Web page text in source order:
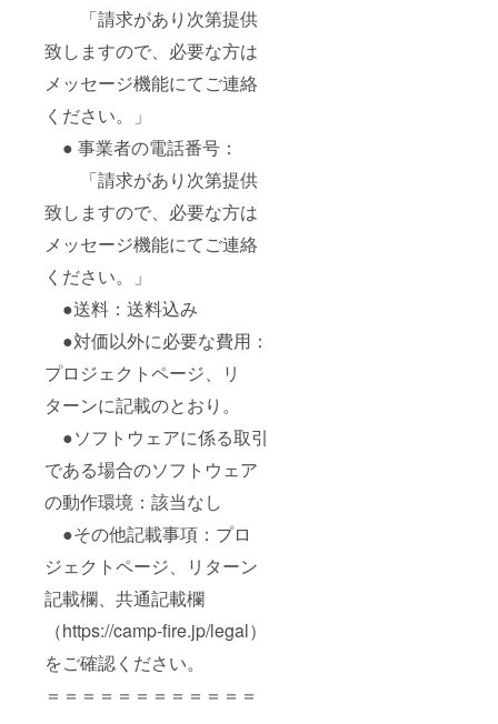
「請求があり次第提供
致しますので、必要な方は
メッセージ機能にてご連絡
ください。」
● 事業者の電話番号：
「請求があり次第提供
致しますので、必要な方は
メッセージ機能にてご連絡
ください。」
●送料：送料込み
●対価以外に必要な費用：
プロジェクトページ、リ
ターンに記載のとおり。
●ソフトウェアに係る取引
である場合のソフトウェア
の動作環境：該当なし
●その他記載事項：プロ
ジェクトページ、リターン
記載欄、共通記載欄
（https://camp-fire.jp/legal）
をご確認ください。
＝＝＝＝＝＝＝＝＝＝＝＝